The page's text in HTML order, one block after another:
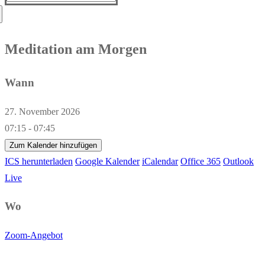
Meditation am Morgen
Wann
27. November 2026
07:15 - 07:45
Zum Kalender hinzufügen
ICS herunterladen Google Kalender iCalendar Office 365 Outlook
Live
Wo
Zoom-Angebot